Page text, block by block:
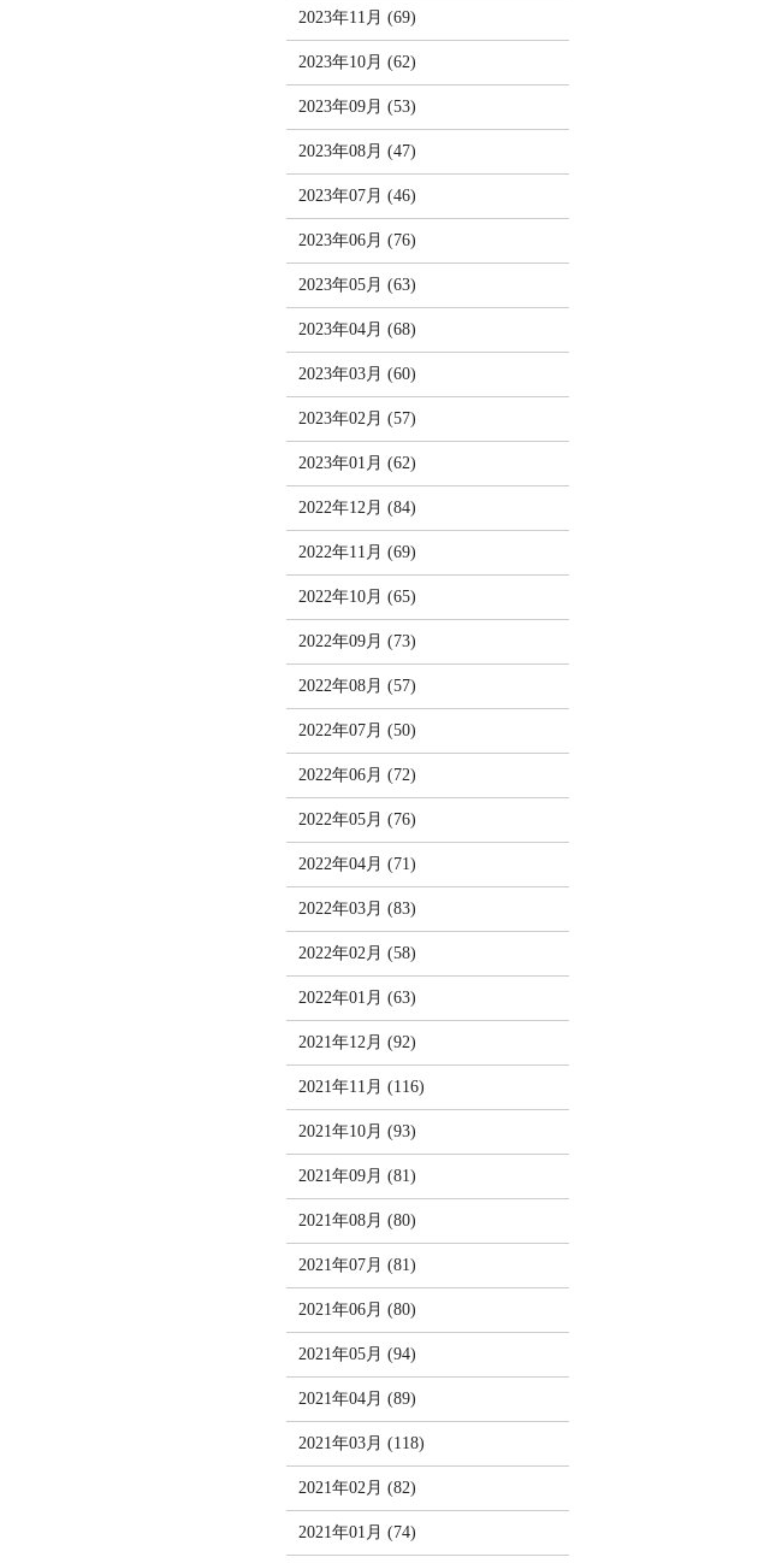
2023年11月 (69)
2023年10月 (62)
2023年09月 (53)
2023年08月 (47)
2023年07月 (46)
2023年06月 (76)
2023年05月 (63)
2023年04月 (68)
2023年03月 (60)
2023年02月 (57)
2023年01月 (62)
2022年12月 (84)
2022年11月 (69)
2022年10月 (65)
2022年09月 (73)
2022年08月 (57)
2022年07月 (50)
2022年06月 (72)
2022年05月 (76)
2022年04月 (71)
2022年03月 (83)
2022年02月 (58)
2022年01月 (63)
2021年12月 (92)
2021年11月 (116)
2021年10月 (93)
2021年09月 (81)
2021年08月 (80)
2021年07月 (81)
2021年06月 (80)
2021年05月 (94)
2021年04月 (89)
2021年03月 (118)
2021年02月 (82)
2021年01月 (74)